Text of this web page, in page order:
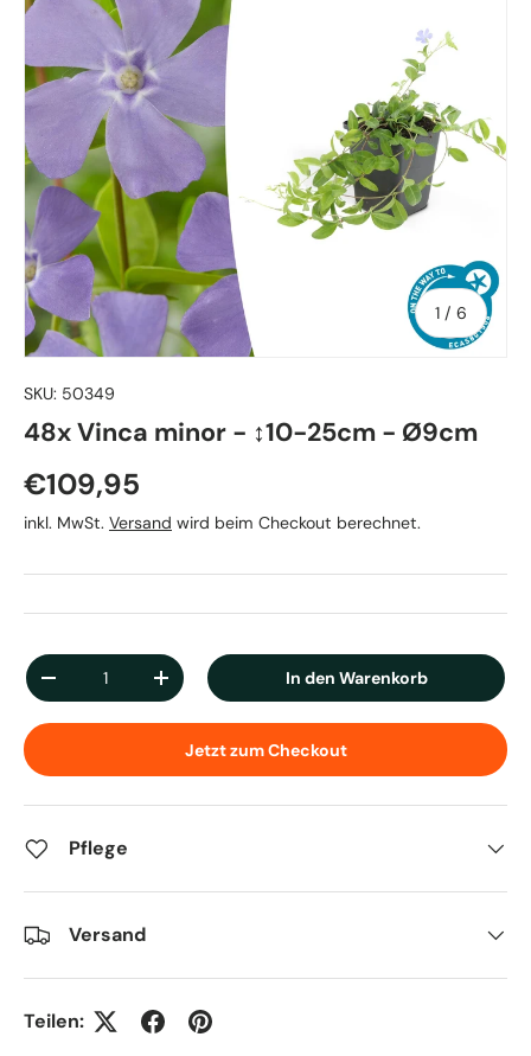
1 / von
6
SKU: 50349
48x Vinca minor - ↕10-25cm - Ø9cm
Normaler Preis
€109,95
inkl. MwSt. Versand wird beim Checkout berechnet.
Anzahl
Menge verringernMenge erhöhen In den Warenkorb
Jetzt zum Checkout
Pflege
Versand
Teilen: